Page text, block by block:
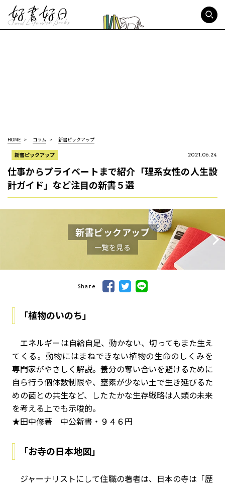
HOME コラム 新書ピックアップ
新書ピックアップ 2021.06.24
仕事からプライベートまで紹介「理系女性の人生設
計ガイド」など注目の新書５選
新書ピックアップ
一覧を見る
Share
「植物のいのち」
エネルギーは自給自足、動かない、切ってもまた生え
てくる。動物にはまねできない植物の生命のしくみを
専門家がやさしく解説。養分の奪い合いを避けるために
自ら行う個体数制限や、窒素が少ない土で生き延びるた
めの菌との共生など、したたかな生存戦略は人類の未来
を考える上でも示唆的。
★田中修著 中公新書・９４６円
「お寺の日本地図」
ジャーナリストにして住職の著者は、日本の寺は「歴